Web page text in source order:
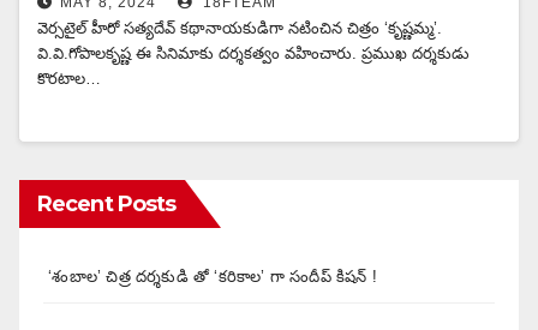
వెర్స‌టైల్ హీరో స‌త్య‌దేవ్ క‌థానాయ‌కుడిగా న‌టించిన చిత్రం ‘కృష్ణ‌మ్మ‌’.
వి.వి.గోపాలకృష్ణ ఈ సినిమాకు దర్శకత్వం వహించారు. ప్రముఖ దర్శకుడు
కొరటాల…
Recent Posts
‘శంబాల’ చిత్ర దర్శకుడి తో ‘కరికాల’ గా సందీప్ కిషన్ !